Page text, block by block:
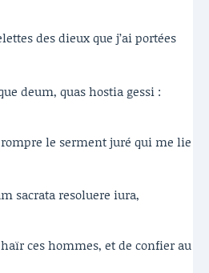
des dieux que j’ai portées
deum, quas hostia gessi :
le serment juré qui me lie
sacrata resoluere iura,
ces hommes, et de confier au